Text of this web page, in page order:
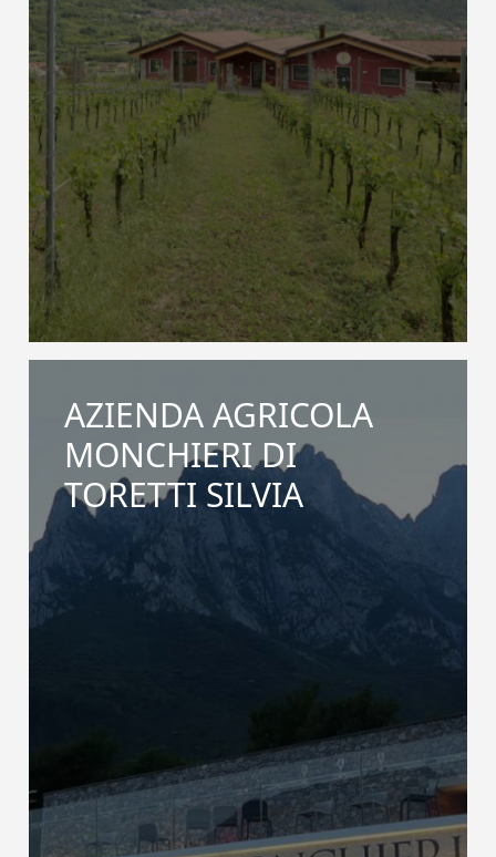
AZIENDA AGRICOLA
MONCHIERI DI
TORETTI SILVIA